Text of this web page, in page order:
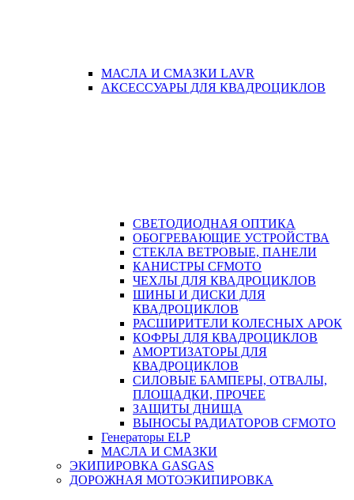
МАСЛА И СМАЗКИ LAVR
АКСЕССУАРЫ ДЛЯ КВАДРОЦИКЛОВ
СВЕТОДИОДНАЯ ОПТИКА
ОБОГРЕВАЮЩИЕ УСТРОЙСТВА
СТЕКЛА ВЕТРОВЫЕ, ПАНЕЛИ
КАНИСТРЫ CFMOTO
ЧЕХЛЫ ДЛЯ КВАДРОЦИКЛОВ
ШИНЫ И ДИСКИ ДЛЯ
КВАДРОЦИКЛОВ
РАСШИРИТЕЛИ КОЛЕСНЫХ АРОК
КОФРЫ ДЛЯ КВАДРОЦИКЛОВ
АМОРТИЗАТОРЫ ДЛЯ
КВАДРОЦИКЛОВ
СИЛОВЫЕ БАМПЕРЫ, ОТВАЛЫ,
ПЛОЩАДКИ, ПРОЧЕЕ
ЗАЩИТЫ ДНИЩА
ВЫНОСЫ РАДИАТОРОВ CFMOTO
Генераторы ELP
МАСЛА И СМАЗКИ
ЭКИПИРОВКА GASGAS
ДОРОЖНАЯ МОТОЭКИПИРОВКА